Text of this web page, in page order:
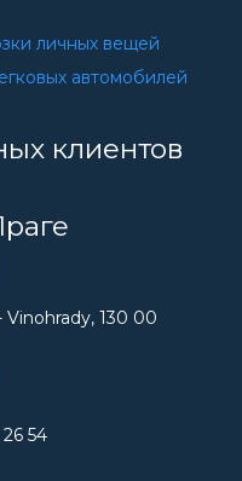
личных вещей
автомобилей
клиентов
Vinohrady, 130 00
54